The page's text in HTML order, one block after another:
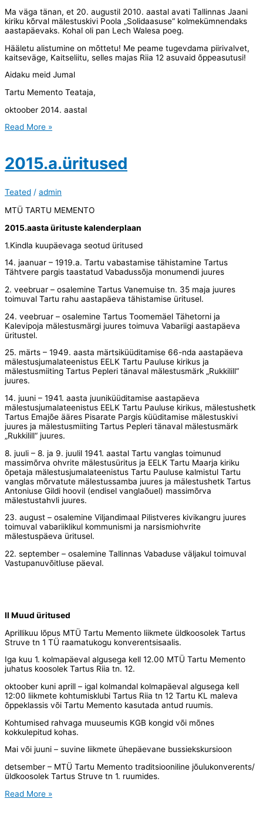
Ma väga tänan, et 20. augustil 2010. aastal avati Tallinnas Jaani
kiriku kõrval mälestuskivi Poola „Solidaasuse“ kolmekümnendaks
aastapäevaks. Kohal oli pan Lech Walesa poeg.
Hääletu alistumine on mõttetu! Me peame tugevdama piirivalvet,
kaitseväge, Kaitseliitu, selles majas Riia 12 asuvaid õppeasutusi!
Aidaku meid Jumal
Tartu Memento Teataja,
oktoober 2014. aastal
Tänu
Read More »
2015.a.üritused
Teated / admin
MTÜ TARTU MEMENTO
2015.aasta ürituste kalenderplaan
1.Kindla kuupäevaga seotud üritused
14. jaanuar – 1919.a. Tartu vabastamise tähistamine Tartus
Tähtvere pargis taastatud Vabadussõja monumendi juures
2. veebruar – osalemine Tartus Vanemuise tn. 35 maja juures
toimuval Tartu rahu aastapäeva tähistamise üritusel.
24. veebruar – osalemine Tartus Toomemäel Tähetorni ja
Kalevipoja mälestusmärgi juures toimuva Vabariigi aastapäeva
üritustel.
25. märts – 1949. aasta märtsiküüditamise 66-nda aastapäeva
mälestusjumalateenistus EELK Tartu Pauluse kirikus ja
mälestusmiiting Tartus Pepleri tänaval mälestusmärk „Rukkilill“
juures.
14. juuni – 1941. aasta juuniküüditamise aastapäeva
mälestusjumalateenistus EELK Tartu Pauluse kirikus, mälestushetk
Tartus Emajõe ääres Pisarate Pargis küüditamise mälestuskivi
juures ja mälestusmiiting Tartus Pepleri tänaval mälestusmärk
„Rukkilill“ juures.
8. juuli – 8. ja 9. juulil 1941. aastal Tartu vanglas toimunud
massimõrva ohvrite mälestusüritus ja EELK Tartu Maarja kiriku
õpetaja mälestusjumalateenistus Tartu Pauluse kalmistul Tartu
vanglas mõrvatute mälestussamba juures ja mälestushetk Tartus
Antoniuse Gildi hoovil (endisel vanglaõuel) massimõrva
mälestustahvli juures.
23. august – osalemine Viljandimaal Pilistveres kivikangru juures
toimuval vabariiklikul kommunismi ja narsismiohvrite
mälestuspäeva üritusel.
22. september – osalemine Tallinnas Vabaduse väljakul toimuval
Vastupanuvõitluse päeval.
II Muud üritused
Aprillikuu lõpus MTÜ Tartu Memento liikmete üldkoosolek Tartus
Struve tn 1 TÜ raamatukogu konverentsisaalis.
Iga kuu 1. kolmapäeval algusega kell 12.00 MTÜ Tartu Memento
juhatus koosolek Tartus Riia tn. 12.
oktoober kuni aprill – igal kolmandal kolmapäeval algusega kell
12:00 liikmete kohtumisklubi Tartus Riia tn 12 Tartu KL maleva
õppeklassis või Tartu Memento kasutada antud ruumis.
Kohtumised rahvaga muuseumis KGB kongid või mõnes
kokkulepitud kohas.
Mai või juuni – suvine liikmete ühepäevane bussiekskursioon
detsember – MTÜ Tartu Memento traditsiooniline jõulukonverents/
üldkoosolek Tartus Struve tn 1. ruumides.
2015.a.üritused
Read More »